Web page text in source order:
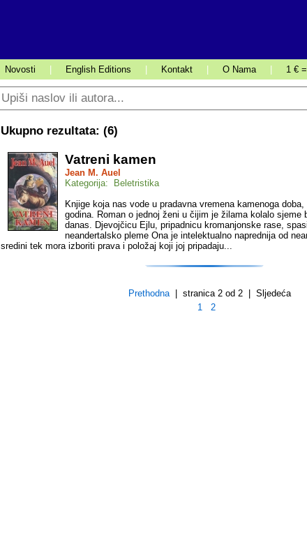
Novosti English Editions Kontakt O Nama 1 €
Ukupno rezultata: (6)
Vatreni kamen
Jean M. Auel
Kategorija: Beletristika
Knjige koja nas vode u pradavna vremena kamenoga
godina. Roman o jednoj ženi u čijim je žilama kolalo sjeme
danas. Djevojčicu Ejlu, pripadnicu kromanjonske rase,
neandertalsko pleme Ona je intelektualno naprednija od
sredini tek mora izboriti prava i položaj koji joj pripadaju...
Prethodna| stranica 2 od 2 | Sljedeća
1
2